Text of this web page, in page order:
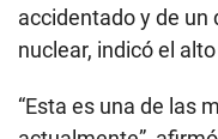
accidentado y de
nuclear, indicó el
“Esta es una de las